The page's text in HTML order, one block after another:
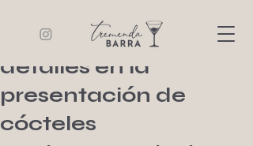
La importancia de los
detalles en la
presentación de
cócteles